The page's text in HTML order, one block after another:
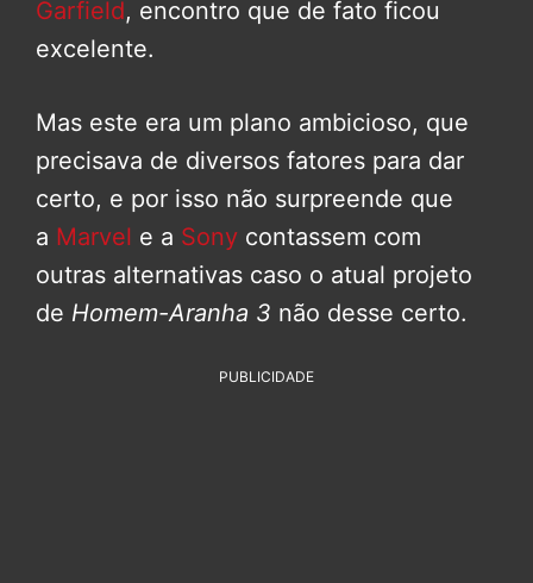
Garfield, encontro que de fato ficou
excelente.
Mas este era um plano ambicioso, que
precisava de diversos fatores para dar
certo, e por isso não surpreende que
a Marvel e a Sony contassem com
outras alternativas caso o atual projeto
de Homem-Aranha 3 não desse certo.
PUBLICIDADE